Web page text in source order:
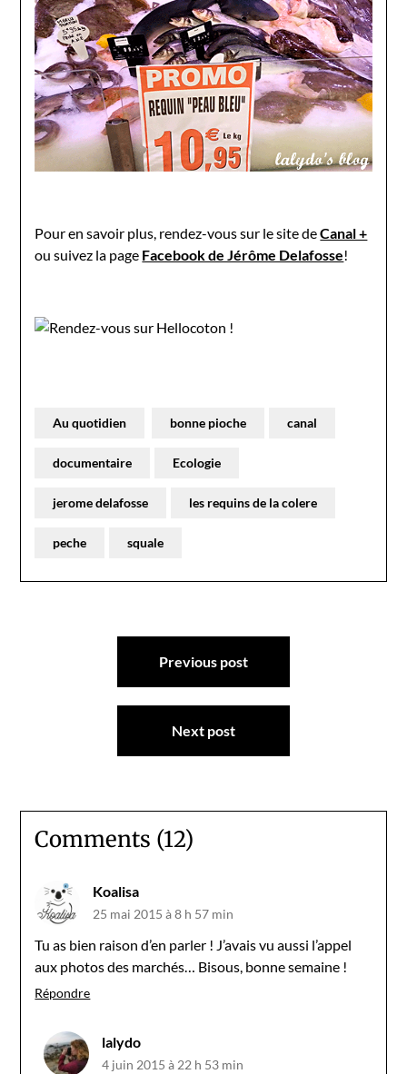
Pour en savoir plus, rendez-vous sur le site deCanal +
ou suivez la page Facebook de Jérôme Delafosse!
Au quotidien bonne pioche canal
documentaire Ecologie
jerome delafosse les requins de la colere
peche squale
Navigation
Previous post
Next post
Comments (12)
Koalisa
25 mai 2015 à 8 h 57 min
Tu as bien raison d’en parler ! J’avais vu aussi l’appel
aux photos des marchés… Bisous, bonne semaine !
Répondre
lalydo
4 juin 2015 à 22 h 53 min